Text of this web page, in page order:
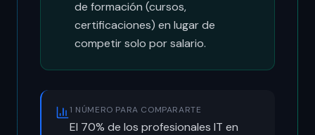
de formación (cursos,
certificaciones) en lugar de
competir solo por salario.
1 NÚMERO PARA COMPARARTE
El 70% de los profesionales IT en